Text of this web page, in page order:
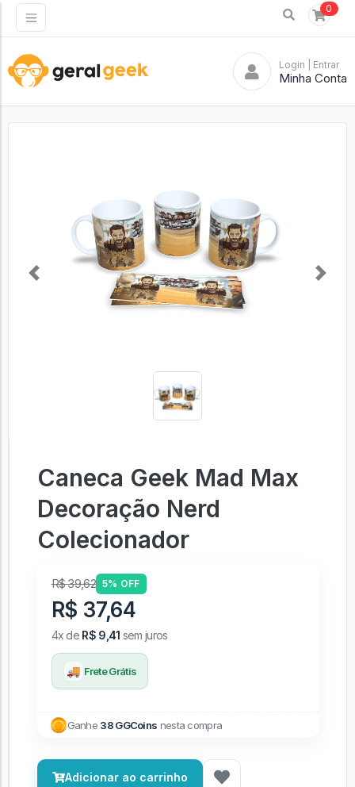
0
Login | Entrar
Minha Conta
Previous Next
Caneca Geek Mad Max
Decoração Nerd
Colecionador
R$ 39,62 5% OFF
R$ 37,64
4x de R$ 9,41 sem juros
🚚 Frete Grátis
Ganhe 38 GGCoins nesta compra
Adicionar ao carrinho